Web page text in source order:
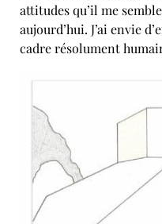
attitudes qu’il me
aujourd’hui. J’ai envie
cadre résolument